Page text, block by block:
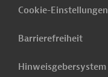
Cookie-Einstellungen
Barrierefreiheit
Hinweisgebersystem